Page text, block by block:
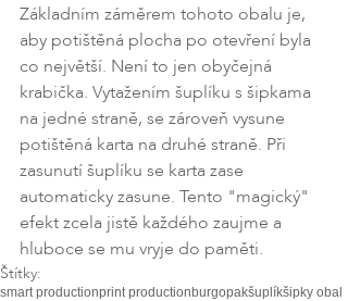
Základním záměrem tohoto obalu je,
aby potištěná plocha po otevření byla
co největší. Není to jen obyčejná
krabička. Vytažením šuplíku s šipkama
na jedné straně, se zároveň vysune
potištěná karta na druhé straně. Při
zasunutí šuplíku se karta zase
automaticky zasune. Tento "magický"
efekt zcela jistě každého zaujme a
hluboce se mu vryje do paměti.
Štítky:
smart productionprint productionburgopakšuplíkšipky obal